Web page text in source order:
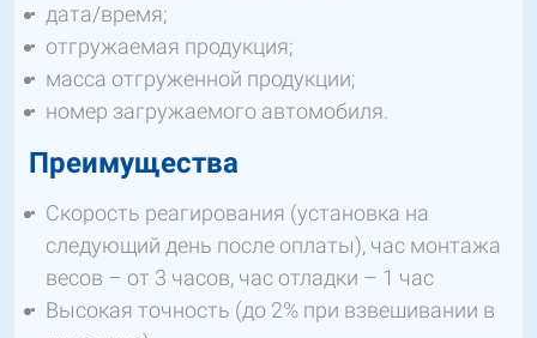
дата/время;
отгружаемая продукция;
масса отгруженной продукции;
номер загружаемого автомобиля.
Преимущества
Скорость реагирования (установка на
следующий день после оплаты), час монтажа
весов – от 3 часов, час отладки – 1 час
Высокая точность (до 2% при взвешивании в